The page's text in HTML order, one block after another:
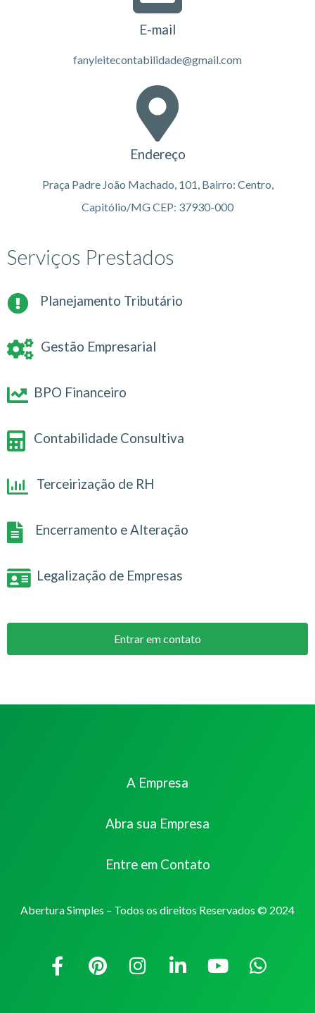
E-mail
fanyleitecontabilidade@gmail.com
Endereço
Praça Padre João Machado, 101, Bairro: Centro,
Capitólio/MG CEP: 37930-000
Serviços Prestados
Planejamento Tributário
Gestão Empresarial
BPO Financeiro
Contabilidade Consultiva
Terceirização de RH
Encerramento e Alteração
Legalização de Empresas
Entrar em contato
A Empresa
Abra sua Empresa
Entre em Contato
Abertura Simples – Todos os direitos Reservados © 2024